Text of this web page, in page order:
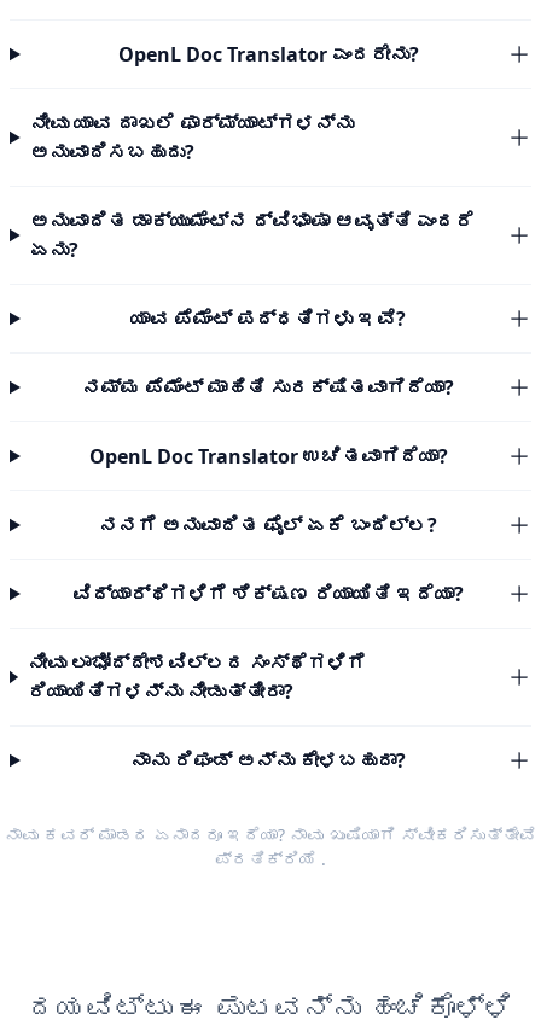
OpenL Doc Translator ಎಂದರೇನು?
ನೀವು ಯಾವ ದಾಖಲೆ ಫಾರ್ಮ್ಯಾಟ್‌ಗಳನ್ನು
ಅನುವಾದಿಸಬಹುದು?
ಅನುವಾದಿತ ಡಾಕ್ಯುಮೆಂಟ್‌ನ ದ್ವಿಭಾಷಾ ಆವೃತ್ತಿ ಎಂದರೆ
ಏನು?
ಯಾವ ಪೆಮೆಂಟ್ ಪದ್ಧತಿಗಳು ಇವೆ?
ನಮ್ಮ ಪೆಮೆಂಟ್ ಮಾಹಿತಿ ಸುರಕ್ಷಿತವಾಗಿದೆಯಾ?
OpenL Doc Translator ಉಚಿತವಾಗಿದೆಯಾ?
ನನಗೆ ಅನುವಾದಿತ ಫೈಲ್ ಏಕೆ ಬಂದಿಲ್ಲ?
ವಿದ್ಯಾರ್ಥಿಗಳಿಗೆ ಶಿಕ್ಷಣ ರಿಯಾಯಿತಿ ಇದೆಯಾ?
ನೀವು ಲಾಭೋದ್ದೇಶವಿಲ್ಲದ ಸಂಸ್ಥೆಗಳಿಗೆ
ರಿಯಾಯಿತಿಗಳನ್ನು ನೀಡುತ್ತೀರಾ?
ನಾನು ರಿಫಂಡ್ ಅನ್ನು ಕೇಳಬಹುದಾ?
ನಾವು ಕವರ್ ಮಾಡದ ಏನಾದರೂ ಇದೆಯಾ? ನಾವು ಖುಷಿಯಾಗಿ ಸ್ವೀಕರಿಸುತ್ತೇವೆ
ಪ್ರತಿಕ್ರಿಯೆ .
ದಯವಿಟ್ಟು ಈ ಪುಟವನ್ನು ಹಂಚಿಕೊಳ್ಳಿ